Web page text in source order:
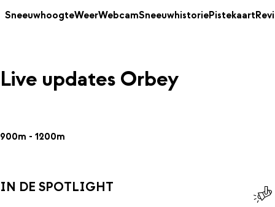
SneeuwhoogteWeerWebcamSneeuwhistoriePistekaart
Live updates Orbey
900m - 1200m
IN DE SPOTLIGHT